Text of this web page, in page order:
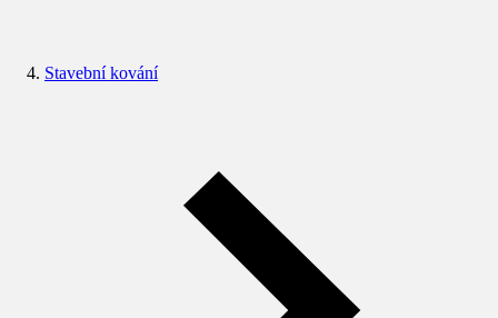
Stavební kování